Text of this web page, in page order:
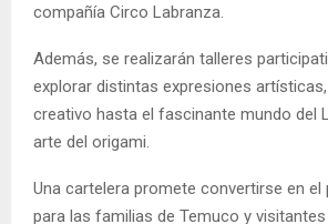
compañía Circo Labranza.
Además, se realizarán talleres
explorar distintas expresiones
creativo hasta el fascinante mundo del
arte del origami.
Una cartelera promete convertirse en el
para las familias de Temuco y visitantes